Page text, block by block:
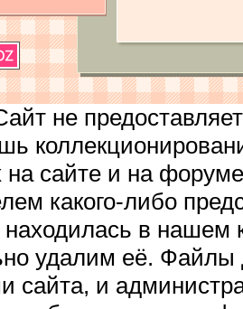
не предоставляет
на сайте и на
какого-либо
находилась в
удалим её.
сайта, и